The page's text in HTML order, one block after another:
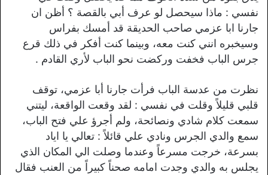
نفسي : ماذا سيحصل لو عرف أبي بالقصة ؟ أظن ان
جارنا ابا عزمي صاحب الحديقة قد أمسك بفراس
وسيخبره انني كنت معه، وبينما كنت أفكر في ذلك قرع
جرس الباب فخفت وركضت نحو الباب لأري القادم .
نظرت من عدسة الباب فرأت جارنا أبا عزمي، توقف
قلبي قليلاً وقلت في نفسي : لقد وقعت الواقعة، ليتني
سمعت كلام شادي ونصائحة، ولم أجرؤ علي فتح الباب،
سمع والدي الجرس ونادي علي قائلاً : تعالي يا اياد
بسرعة، خرجت مسرعاً وعندما وصلت الي المكان الذي
يجلس به والدي وجدت امامه صحناً كبيراً من العنب فقال